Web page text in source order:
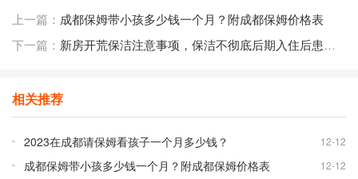
上一篇： 成都保姆带小孩多少钱一个月？附成都保姆价格表
下一篇： 新房开荒保洁注意事项，保洁不彻底后期入住后患无穷！
相关推荐
2023在成都请保姆看孩子一个月多少钱？ 12-12
成都保姆带小孩多少钱一个月？附成都保姆价格表 12-12